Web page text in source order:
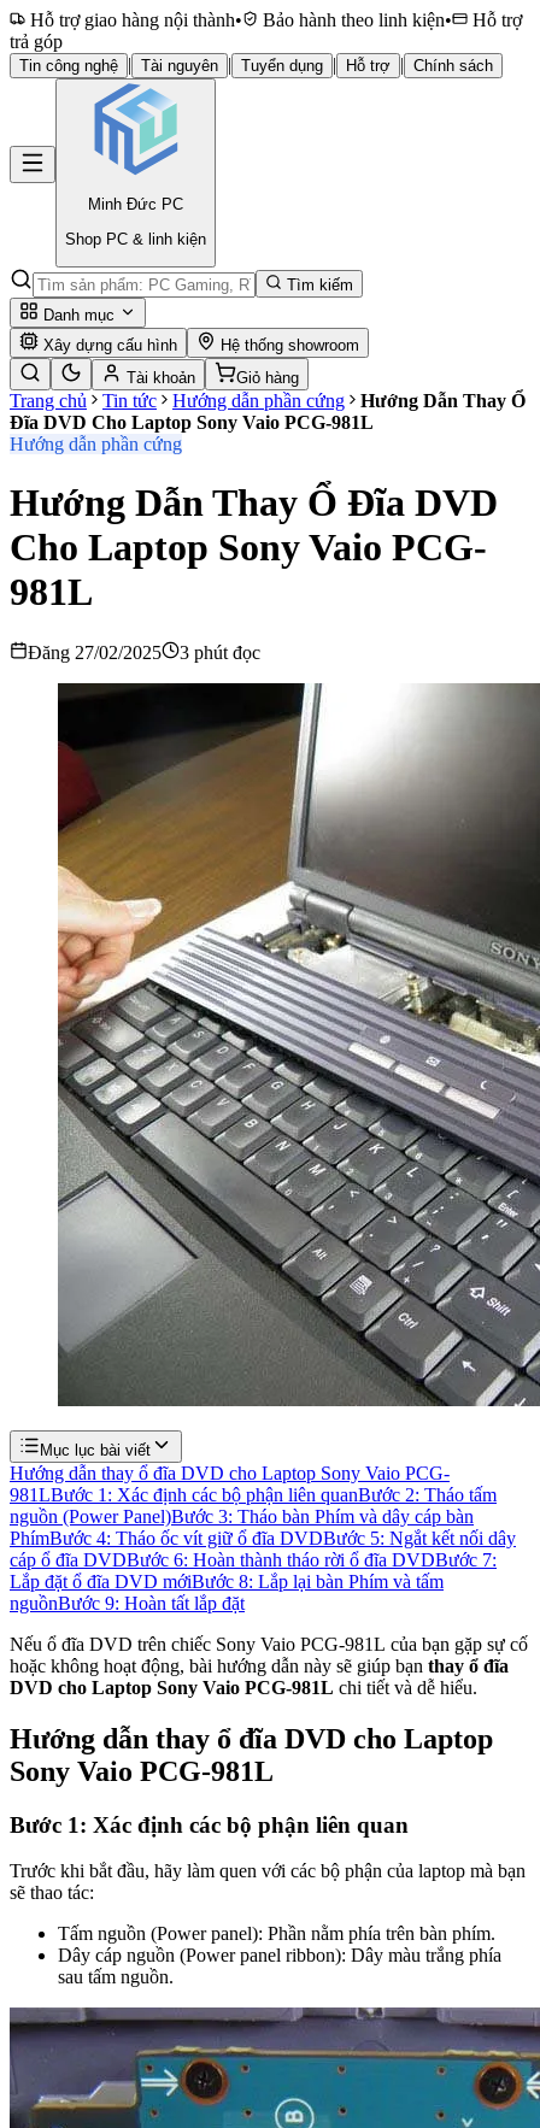
Hỗ trợ giao hàng nội thành• Bảo hành theo linh kiện•
Hỗ trợ
trả góp
Tin công nghệ | Tài nguyên | Tuyển dụng | Hỗ trợ | Chính sách
Minh Đức PC
Shop PC & linh kiện
Tìm kiếm
Danh mục
Xây dựng cấu hình
Hệ thống showroom
Tài khoản
Giỏ hàng
Trang chủ Tin tức Hướng dẫn phần cứng
Hướng Dẫn Thay Ổ
Đĩa DVD Cho Laptop Sony Vaio PCG-981L
Hướng dẫn phần cứng
Hướng Dẫn Thay Ổ Đĩa DVD
Cho Laptop Sony Vaio PCG-
981L
Đăng 27/02/2025 3 phút đọc
Mục lục bài viết
Hướng dẫn thay ổ đĩa DVD cho Laptop Sony Vaio PCG-
981LBước 1: Xác định các bộ phận liên quanBước 2: Tháo tấm
nguồn (Power Panel)Bước 3: Tháo bàn Phím và dây cáp bàn
PhímBước 4: Tháo ốc vít giữ ổ đĩa DVDBước 5: Ngắt kết nối dây
cáp ổ đĩa DVDBước 6: Hoàn thành tháo rời ổ đĩa DVDBước 7:
Lắp đặt ổ đĩa DVD mớiBước 8: Lắp lại bàn Phím và tấm
nguồnBước 9: Hoàn tất lắp đặt
Nếu ổ đĩa DVD trên chiếc Sony Vaio PCG-981L của bạn gặp sự cố
hoặc không hoạt động, bài hướng dẫn này sẽ giúp bạn thay ổ đĩa
DVD cho Laptop Sony Vaio PCG-981L chi tiết và dễ hiểu.
Hướng dẫn thay ổ đĩa DVD cho Laptop
Sony Vaio PCG-981L
Bước 1: Xác định các bộ phận liên quan
Trước khi bắt đầu, hãy làm quen với các bộ phận của laptop mà bạn
sẽ thao tác:
Tấm nguồn (Power panel): Phần nằm phía trên bàn phím.
Dây cáp nguồn (Power panel ribbon): Dây màu trắng phía
sau tấm nguồn.